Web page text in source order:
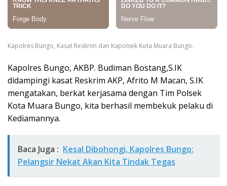
Kapolres Bungo, Kasat Reskrim dan Kapolsek Kota Muara Bungo.
Kapolres Bungo, AKBP. Budiman Bostang,S.IK
didampingi kasat Reskrim AKP, Afrito M Macan, S.IK
mengatakan, berkat kerjasama dengan Tim Polsek
Kota Muara Bungo, kita berhasil membekuk pelaku di
Kediamannya.
Baca Juga : Kesal Dibohongi, Kapolres Bungo:
Pelangsir Nekat Akan Kita Tindak Tegas